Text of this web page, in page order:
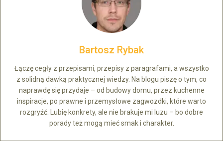
Bartosz Rybak
Łączę cegły z przepisami, przepisy z paragrafami, a wszystko
z solidną dawką praktycznej wiedzy. Na blogu piszę o tym, co
naprawdę się przydaje – od budowy domu, przez kuchenne
inspiracje, po prawne i przemysłowe zagwozdki, które warto
rozgryźć. Lubię konkrety, ale nie brakuje mi luzu – bo dobre
porady też mogą mieć smak i charakter.